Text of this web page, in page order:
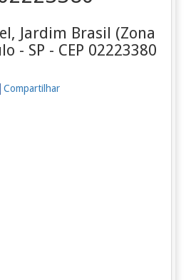
Jardim Brasil (Zona
- SP - CEP 02223380
Compartilhar